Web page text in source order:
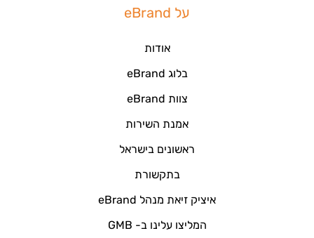
על eBrand
אודות
בלוג eBrand
צוות eBrand
אמנת השירות
ראשונים בישראל
בתקשורת
איציק זיאת מנהל eBrand
המליצו עלינו ב- GMB